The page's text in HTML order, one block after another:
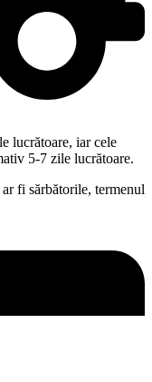
lucrătoare, iar cele
5-7 zile lucrătoare.
fi sărbătorile, termenul